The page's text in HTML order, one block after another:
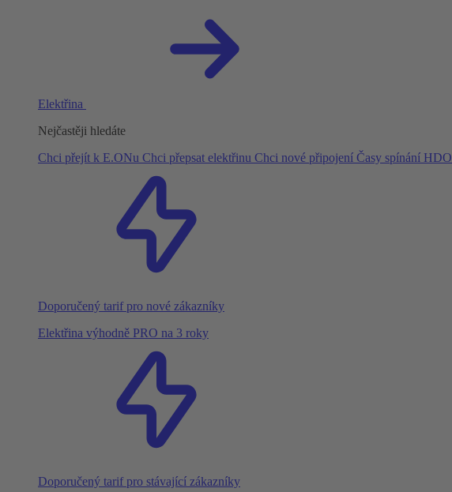
Elektřina
Nejčastěji hledáte
Chci přejít k E.ONu Chci přepsat elektřinu Chci nové připojení Časy spínání HDO
Doporučený tarif pro nové zákazníky
Elektřina výhodně PRO na 3 roky
Doporučený tarif pro stávající zákazníky